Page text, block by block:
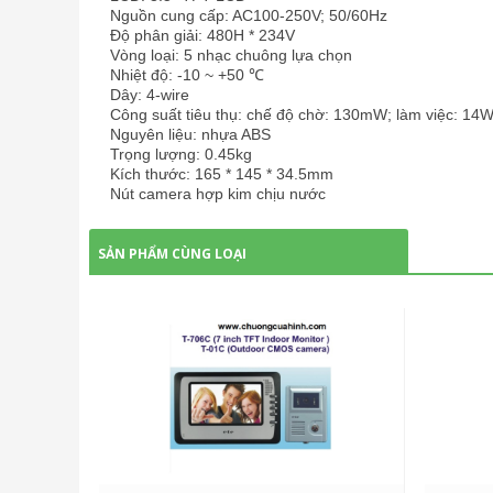
Nguồn cung cấp: AC100-250V; 50/60Hz
Độ phân giải: 480H * 234V
Vòng loại: 5 nhạc chuông lựa chọn
Nhiệt độ: -10 ~ +50 ℃
Dây: 4-wire
Công suất tiêu thụ: chế độ chờ: 130mW; làm việc: 14W
Nguyên liệu: nhựa ABS
Trọng lượng: 0.45kg
Kích thước: 165 * 145 * 34.5mm
Nút camera hợp kim chịu nước
SẢN PHẨM CÙNG LOẠI